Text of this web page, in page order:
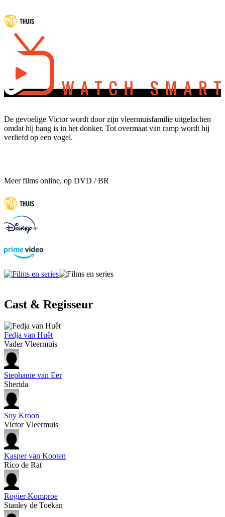
De gevoelige Victor wordt door zijn vleermuisfamilie uitgelachen
omdat hij bang is in het donker. Tot overmaat van ramp wordt hij
verliefd op een vogel.
Meer films online, op DVD / BR
Cast & Regisseur
Fedja van Huêt
Vader Vleermuis
Stephanie van Eer
Sherida
Soy Kroon
Victor Vleermuis
Kasper van Kooten
Rico de Rat
Rogier Komproe
Stanley de Toekan